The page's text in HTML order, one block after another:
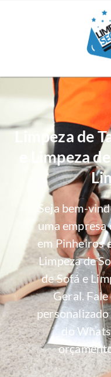
Limpeza de
e Limpeza
Seja bem-
uma empresa
em Pinheiros
Limpeza de
de Sofá e
Geral.
do